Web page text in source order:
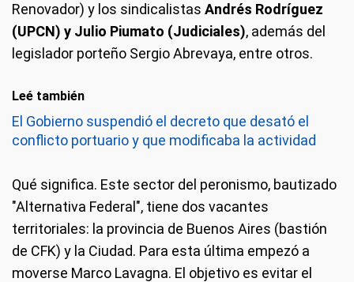
Renovador) y los sindicalistas Andrés Rodríguez
(UPCN) y Julio Piumato (Judiciales), además del
legislador porteño Sergio Abrevaya, entre otros.
Leé también
El Gobierno suspendió el decreto que desató el
conflicto portuario y que modificaba la actividad
Qué significa. Este sector del peronismo, bautizado
"Alternativa Federal", tiene dos vacantes
territoriales: la provincia de Buenos Aires (bastión
de CFK) y la Ciudad. Para esta última empezó a
moverse Marco Lavagna. El objetivo es evitar el